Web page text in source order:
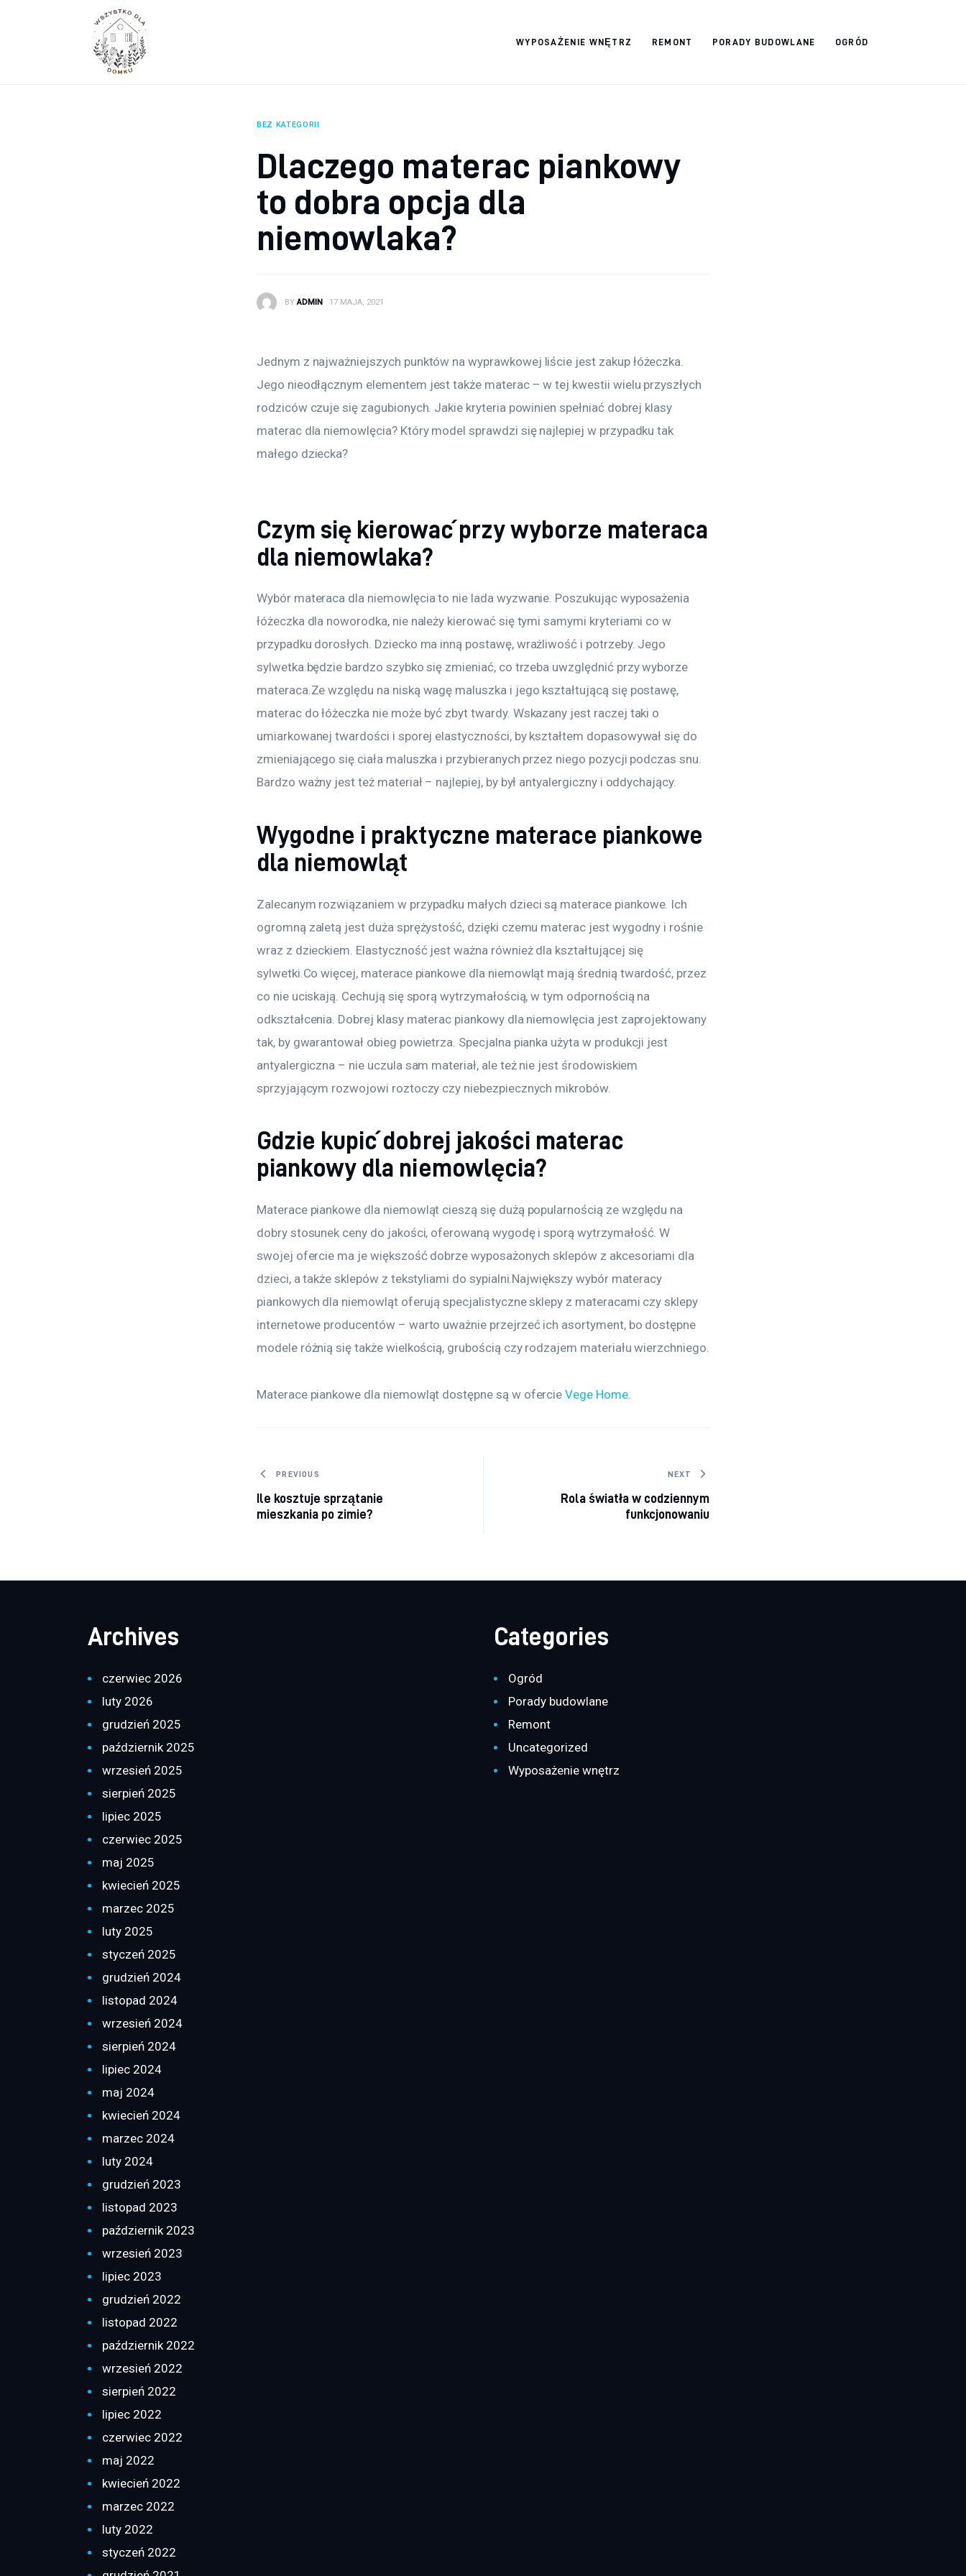
WYPOSAŻENIE WNĘTRZ REMONT PORADY BUDOWLANE OGRÓD
Wyposażenie wnętrz
BEZ KATEGORII
Dlaczego materac piankowy
to dobra opcja dla
niemowlaka?
BY ADMIN 17 MAJA, 2021
Jednym z najważniejszych punktów na wyprawkowej liście jest zakup łóżeczka.
Jego nieodłącznym elementem jest także materac – w tej kwestii wielu przyszłych
rodziców czuje się zagubionych. Jakie kryteria powinien spełniać dobrej klasy
materac dla niemowlęcia? Który model sprawdzi się najlepiej w przypadku tak
małego dziecka?
Czym się kierować przy wyborze materaca
dla niemowlaka?
Wybór materaca dla niemowlęcia to nie lada wyzwanie. Poszukując wyposażenia
łóżeczka dla noworodka, nie należy kierować się tymi samymi kryteriami co w
przypadku dorosłych. Dziecko ma inną postawę, wrażliwość i potrzeby. Jego
sylwetka będzie bardzo szybko się zmieniać, co trzeba uwzględnić przy wyborze
materaca.Ze względu na niską wagę maluszka i jego kształtującą się postawę,
materac do łóżeczka nie może być zbyt twardy. Wskazany jest raczej taki o
umiarkowanej twardości i sporej elastyczności, by kształtem dopasowywał się do
zmieniającego się ciała maluszka i przybieranych przez niego pozycji podczas snu.
Bardzo ważny jest też materiał – najlepiej, by był antyalergiczny i oddychający.
Wygodne i praktyczne materace piankowe
dla niemowląt
Zalecanym rozwiązaniem w przypadku małych dzieci są materace piankowe. Ich
ogromną zaletą jest duża sprężystość, dzięki czemu materac jest wygodny i rośnie
wraz z dzieckiem. Elastyczność jest ważna również dla kształtującej się
sylwetki.Co więcej, materace piankowe dla niemowląt mają średnią twardość, przez
co nie uciskają. Cechują się sporą wytrzymałością, w tym odpornością na
odkształcenia. Dobrej klasy materac piankowy dla niemowlęcia jest zaprojektowany
tak, by gwarantował obieg powietrza. Specjalna pianka użyta w produkcji jest
antyalergiczna – nie uczula sam materiał, ale też nie jest środowiskiem
sprzyjającym rozwojowi roztoczy czy niebezpiecznych mikrobów.
Gdzie kupić dobrej jakości materac
piankowy dla niemowlęcia?
Materace piankowe dla niemowląt cieszą się dużą popularnością ze względu na
dobry stosunek ceny do jakości, oferowaną wygodę i sporą wytrzymałość. W
swojej ofercie ma je większość dobrze wyposażonych sklepów z akcesoriami dla
dzieci, a także sklepów z tekstyliami do sypialni.Największy wybór materacy
piankowych dla niemowląt oferują specjalistyczne sklepy z materacami czy sklepy
internetowe producentów – warto uważnie przejrzeć ich asortyment, bo dostępne
modele różnią się także wielkością, grubością czy rodzajem materiału wierzchniego.
Materace piankowe dla niemowląt dostępne są w ofercie Vege Home.
Nawigacja wpisu
PREVIOUS
Ile kosztuje sprzątanie
mieszkania po zimie?
NEXT
Rola światła w codziennym
funkcjonowaniu
Archives
czerwiec 2026
luty 2026
grudzień 2025
październik 2025
wrzesień 2025
sierpień 2025
lipiec 2025
czerwiec 2025
maj 2025
kwiecień 2025
marzec 2025
luty 2025
styczeń 2025
grudzień 2024
listopad 2024
wrzesień 2024
sierpień 2024
lipiec 2024
maj 2024
kwiecień 2024
marzec 2024
luty 2024
grudzień 2023
listopad 2023
październik 2023
wrzesień 2023
lipiec 2023
grudzień 2022
listopad 2022
październik 2022
wrzesień 2022
sierpień 2022
lipiec 2022
czerwiec 2022
maj 2022
kwiecień 2022
marzec 2022
luty 2022
styczeń 2022
Categories
Ogród
Porady budowlane
Remont
Uncategorized
Wyposażenie wnętrz